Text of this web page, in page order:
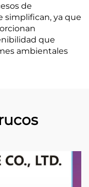
de
simplifican, ya que
que
ambientales